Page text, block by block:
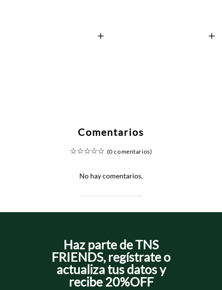
+ +
Comentarios
☆☆☆☆☆ (0 comentarios)
No hay comentarios.
Haz parte de TNS
FRIENDS, regístrate o
actualiza tus datos y
recibe 20%OFF